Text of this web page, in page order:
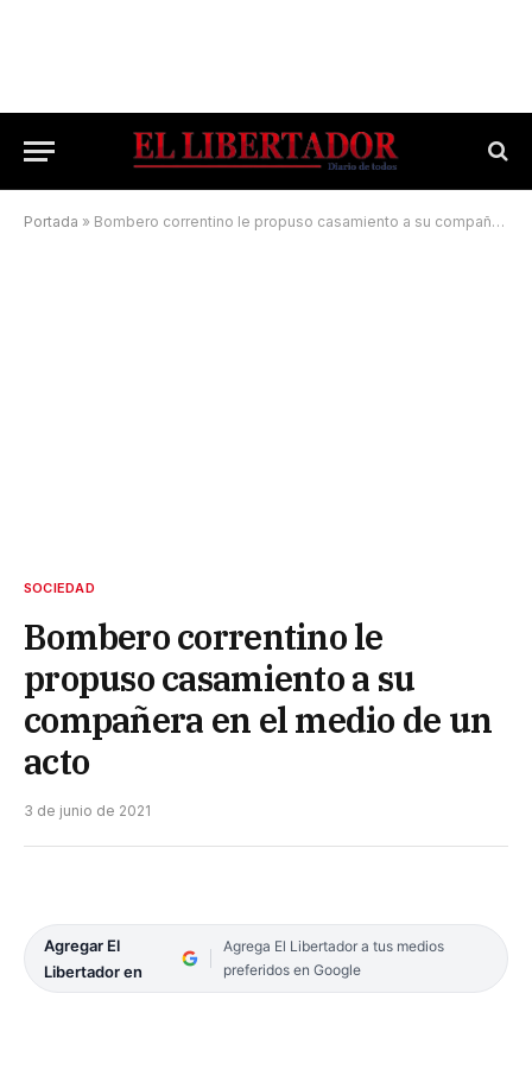
Portada » Bombero correntino le propuso casamiento a su compañera en el medio de un acto
SOCIEDAD
Bombero correntino le
propuso casamiento a su
compañera en el medio de un
acto
3 de junio de 2021
Agregar El
Libertador en
Agrega El Libertador a tus medios
preferidos en Google